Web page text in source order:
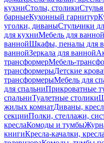
кухниСтолы, столики
барныеКухонный гарнитур
уголки, диваныСтульчики
для кухниМебель для ванной
ваннойШкафы, пеналы для
ваннойЗеркала для ванной
трансформерМебель-
трансформерыДетские
трансформерыМебель для
для спальниПрикроватные
спальниТуалетные столики
жилых комнатДиваны,
секцииПолки, стеллажи,
креслаКомоды и тумбы
книгиКресла-качалки,